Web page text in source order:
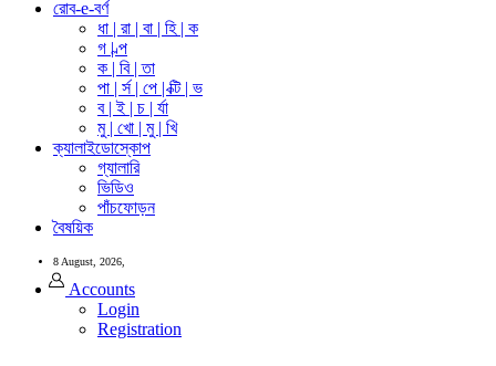
রোব-e-বর্ণ
ধা | রা | বা | হি | ক
গ | ল্প
ক | বি | তা
পা | র্স | পে | ক্টি | ভ
ব | ই | চ | র্যা
মু | খো | মু | খি
ক্যালাইডোস্কোপ
গ্যালারি
ভিডিও
পাঁচফোড়ন
বৈষয়িক
8 August, 2026,
Accounts
Login
Registration